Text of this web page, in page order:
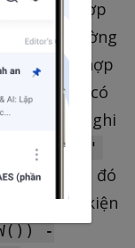
trường hợp
trong trường
phù hợp
. Điều đó có
những bản ghi
= 'error'
bản ghi đó
mãn điều kiện
-